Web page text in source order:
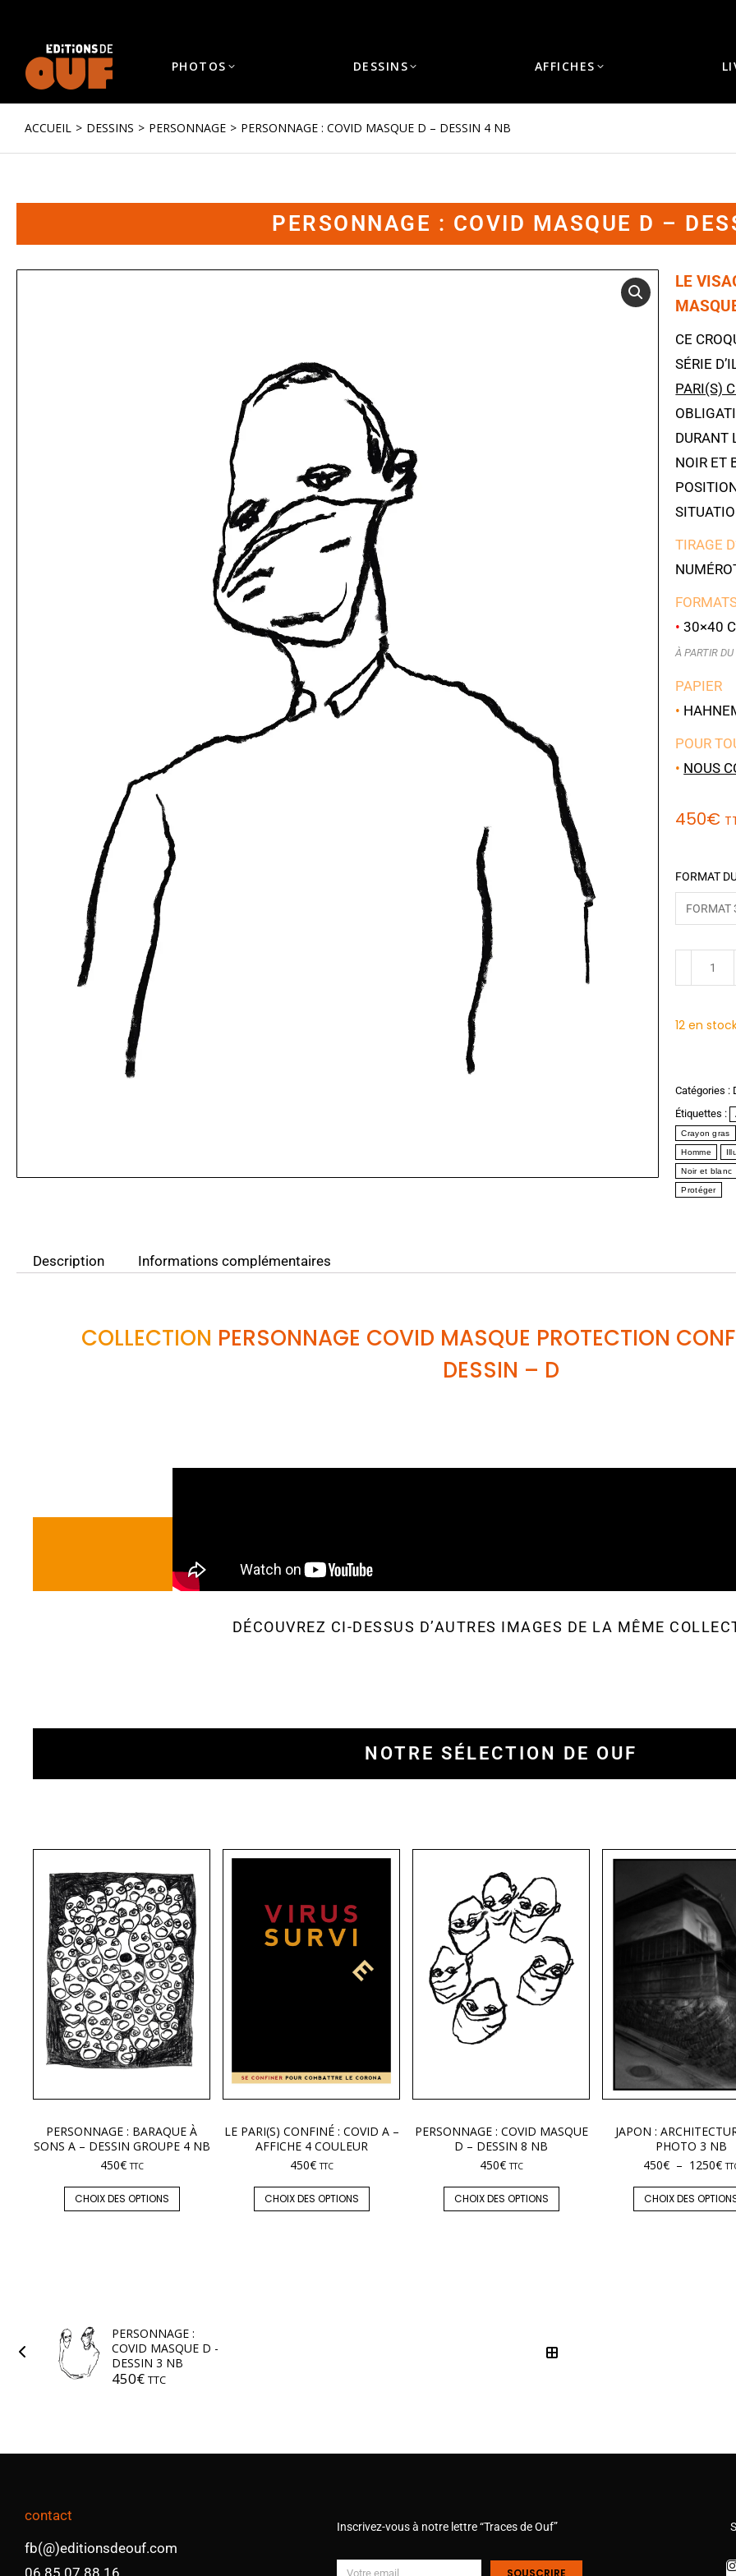
PHOTOS DESSINS AFFICHES
Vous êtes ici :
ACCUEIL DESSINS PERSONNAGE PERSONNAGE : COVID MASQUE D – DESSIN 4 NB
PERSONNAGE : COVID MASQUE D –
LE
CE
SÉRIE
PARI(S)
DURANT
NOIR ET
TIRAGE
•30×40
À PARTIR
PAPIER
•
POUR
• NOUS
450€
FORMAT
12 en
Catégories :
Étiquettes :
Crayon gras
Homme
Noir et blanc
Protéger
Description Informations complémentaires
COLLECTION PERSONNAGE COVID MASQUE PROTECTION
DESSIN – D
DÉCOUVREZ CI-DESSUS D’AUTRES IMAGES DE LA MÊME
NOTRE SÉLECTION DE OUF
PERSONNAGE : BARAQUE À
SONS A – DESSIN GROUPE 4 NB
450€ TTC
CHOIX DES OPTIONS
LE PARI(S) CONFINÉ : COVID A –
AFFICHE 4 COULEUR
450€ TTC
CHOIX DES OPTIONS
PERSONNAGE : COVID MASQUE
D – DESSIN 8 NB
450€ TTC
CHOIX DES OPTIONS
JAPON :
PHOTO 3 NB
450€ – 1250€
CHOIX DES
PERSONNAGE :
COVID MASQUE D -
DESSIN 3 NB
450€ TTC
contact
fb(@)editionsdeouf.com
06 85 07 88 16
Inscrivez-vous à notre lettre “Traces de Ouf”
SOUSCRIRE